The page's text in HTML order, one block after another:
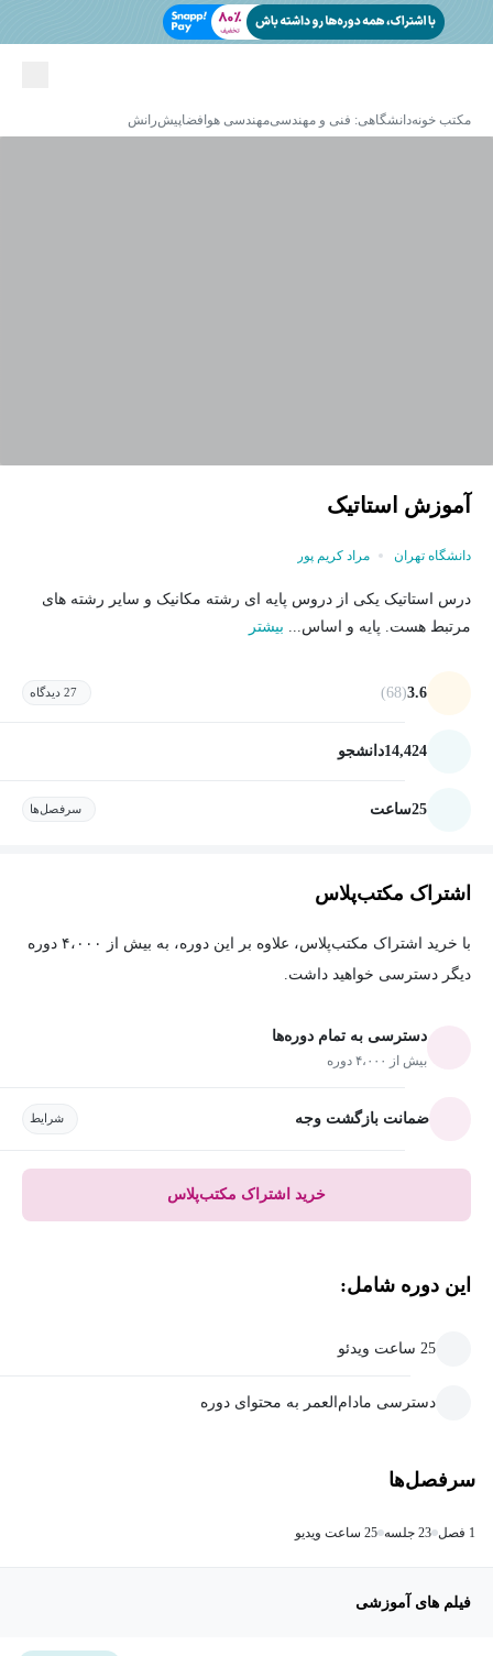
مکتب خونهدانشگاهی: فنی و مهندسیمهندسی هوافضاپیش‌رانش
آموزش استاتیک
دانشگاه تهران مراد کریم پور
درس استاتیک یکی از دروس پایه ای رشته مکانیک و سایر رشته های
مرتبط هست. پایه و اساس... بیشتر
3.6
(68) 27 دیدگاه
14,424دانشجو
25ساعت سرفصل‌ها
اشتراک مکتب‌پلاس
با خرید اشتراک مکتب‌پلاس، علاوه بر این دوره، به بیش از ۴،۰۰۰ دوره
دیگر دسترسی خواهید داشت.
دسترسی به تمام دوره‌ها
بیش از ۴،۰۰۰ دوره
ضمانت بازگشت وجه شرایط
خرید اشتراک مکتب‌پلاس
این دوره شامل:
25 ساعت ویدئو
دسترسی مادام‌العمر به محتوای دوره
سرفصل‌ها
1 فصل 23 جلسه 25 ساعت ویدیو
فیلم های آموزشی